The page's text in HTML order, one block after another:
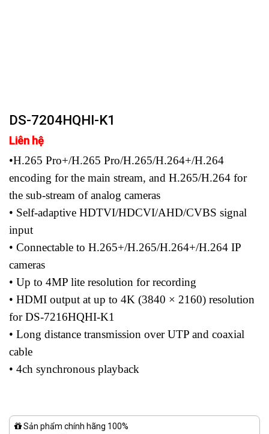
DS-7204HQHI-K1
Liên hệ
•H.265 Pro+/H.265 Pro/H.265/H.264+/H.264
encoding for the main stream, and H.265/H.264 for
the sub-stream of analog cameras
• Self-adaptive HDTVI/HDCVI/AHD/CVBS signal
input
• Connectable to H.265+/H.265/H.264+/H.264 IP
cameras
• Up to 4MP lite resolution for recording
• HDMI output at up to 4K (3840 × 2160) resolution
for DS-7216HQHI-K1
• Long distance transmission over UTP and coaxial
cable
• 4ch synchronous playback
Sản phẩm chính hãng 100%